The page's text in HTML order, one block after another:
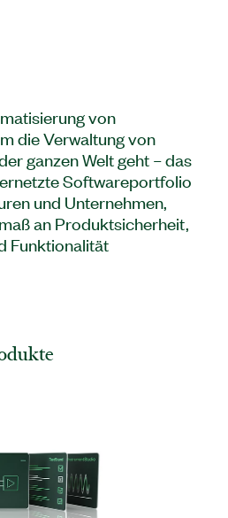
von
die Verwaltung von
ganzen Welt geht – das
Softwareportfolio
und Unternehmen,
an Produktsicherheit,
Funktionalität